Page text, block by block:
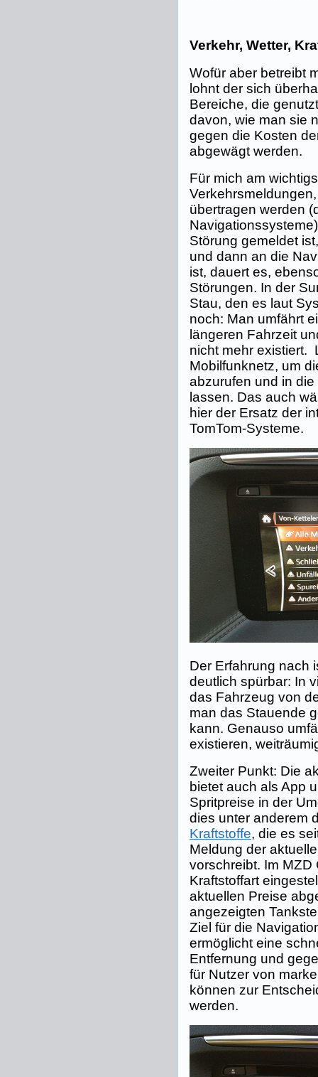
Verkehr, Wetter,
Wofür aber betreibt
lohnt der sich
Bereiche, die
davon, wie man sie
gegen die Kosten
abgewägt werden.
Für mich am
übertragen werden
Störung gemeldet
und dann an die
ist, dauert es,
Störungen. In der
Stau, den es laut
noch: Man umfährt
längeren Fahrzeit
nicht mehr existiert.
Mobilfunknetz, um
abzurufen und in
lassen. Das auch
hier der Ersatz der
TomTom-Systeme.
Der Erfahrung nach
deutlich spürbar: In
das Fahrzeug von
man das Stauende
kann. Genauso
existieren,
Zweiter Punkt: Die
bietet auch als App
Spritpreise in der
dies unter anderem
Kraftstoffe, die es
Meldung der
vorschreibt. Im
Kraftstoffart
aktuellen Preise
angezeigten
Ziel für die
ermöglicht eine
Entfernung und
für Nutzer von
können zur
werden.